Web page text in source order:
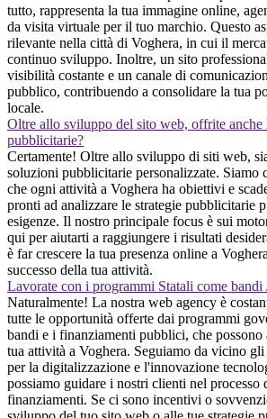
tutto, rappresenta la tua immagine online,
da visita virtuale per il tuo marchio. Questo
rilevante nella città di Voghera, in cui il
continuo sviluppo. Inoltre, un sito
visibilità costante e un canale di
pubblico, contribuendo a consolidare la tua
locale.
Oltre allo sviluppo del sito web, offrite anche
pubblicitarie?
Certamente! Oltre allo sviluppo di siti web,
soluzioni pubblicitarie personalizzate. Siamo
che ogni attività a Voghera ha obiettivi e
pronti ad analizzare le strategie pubblicitarie
esigenze. Il nostro principale focus è sui
qui per aiutarti a raggiungere i risultati
è far crescere la tua presenza online a
successo della tua attività.
Lavorate con i programmi Statali come
Naturalmente! La nostra web agency è
tutte le opportunità offerte dai programmi
bandi e i finanziamenti pubblici, che possono
tua attività a Voghera. Seguiamo da vicino
per la digitalizzazione e l'innovazione
possiamo guidare i nostri clienti nel processo
finanziamenti. Se ci sono incentivi o